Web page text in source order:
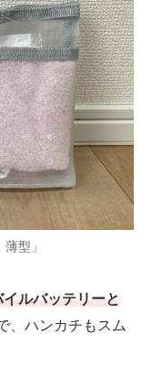
型」
イルバッテリーと
、ハンカチもスム